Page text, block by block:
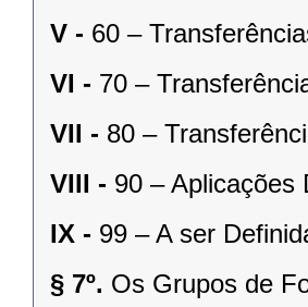
V - 60 –
VI - 70 –
VII - 80 –
VIII - 90 – Aplicações
IX - 99 – A ser
§ 7º. Os Grupos de